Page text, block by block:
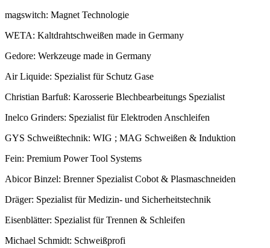
magswitch: Magnet Technologie
WETA: Kaltdrahtschweißen made in Germany
Gedore: Werkzeuge made in Germany
Air Liquide: Spezialist für Schutz Gase
Christian Barfuß: Karosserie Blechbearbeitungs Spezialist
Inelco Grinders: Spezialist für Elektroden Anschleifen
GYS Schweißtechnik: WIG ; MAG Schweißen & Induktion
Fein: Premium Power Tool Systems
Abicor Binzel: Brenner Spezialist Cobot & Plasmaschneiden
Dräger: Spezialist für Medizin- und Sicherheitstechnik
Eisenblätter: Spezialist für Trennen & Schleifen
Michael Schmidt: Schweißprofi